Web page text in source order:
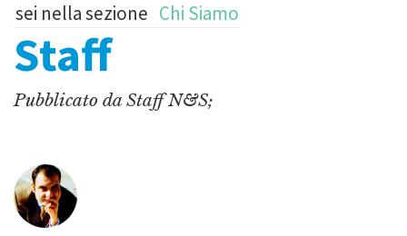
sei nella sezione Chi Siamo
Staff
Pubblicato da Staff N&S;